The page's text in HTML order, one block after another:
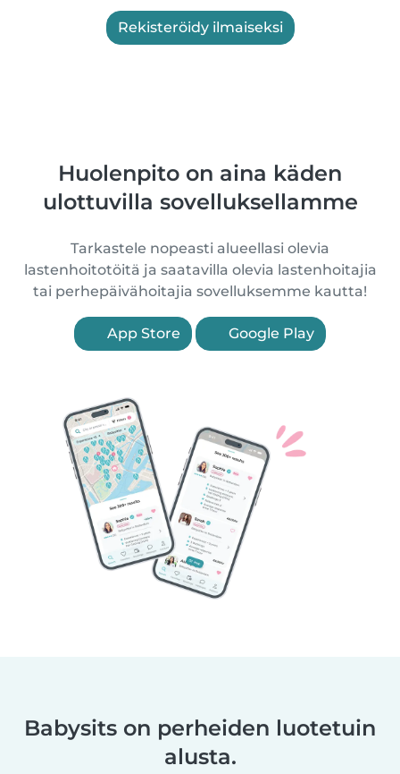
Rekisteröidy ilmaiseksi
Huolenpito on aina käden
ulottuvilla sovelluksellamme
Tarkastele nopeasti alueellasi olevia
lastenhoitotöitä ja saatavilla olevia lastenhoitajia
tai perhepäivähoitajia sovelluksemme kautta!
App Store Google Play
Babysits on perheiden luotetuin
alusta.